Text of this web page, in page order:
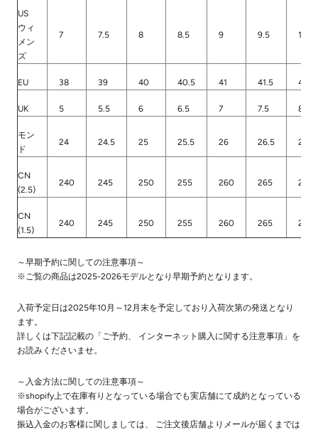
US
ウィ
メン
ズ
7 7.5 8 8.5 9 9.5 10
EU 38 39 40 40.5 41 41.5 42
UK 5 5.5 6 6.5 7 7.5 8
モン
ド
24 24.5 25 25.5 26 26.5 27
CN
(2.5)
240 245 250 255 260 265 270
CN
(1.5)
240 245 250 255 260 265 270
～早期予約に関しての注意事項～
※ご覧の商品は2025-2026モデルとなり早期予約となります。
入荷予定日は2025年10月～12月末を予定しており入荷次第の発送となり
ます。
詳しくは下記記載の「ご予約、 インターネット購入に関する注意事項」を
お読みくださいませ。
～入金方法に関しての注意事項～
※shopify上で在庫有りとなっている場合でも実店舗にて成約となっている
場合がございます。
振込入金のお客様に関しましては、 ご注文後店舗よりメールが届くまでは